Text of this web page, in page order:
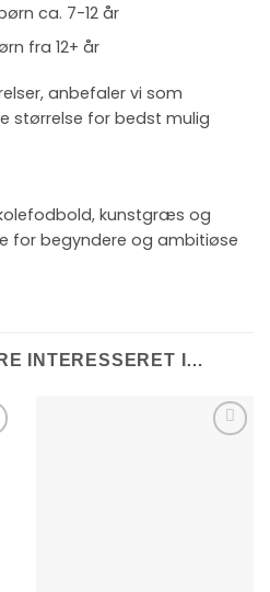
ca. 7-12 år
fra 12+ år
anbefaler vi som
størrelse for bedst mulig
kunstgræs og
for begyndere og ambitiøse
INTERESSERET I…